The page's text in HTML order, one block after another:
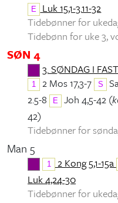
E
Luk 15,1-3.11-32
Tidebønner for
Tidebønn for uke 3,
SØN 4
3. SØNDAG I
1 2 Mos 17,3-7 S
2.5-8
E Joh 4,5-42 (
42)
Tidebønner for
Man 5
1 2 Kong 5,1-15a
Luk 4,24-30
Tidebønner for